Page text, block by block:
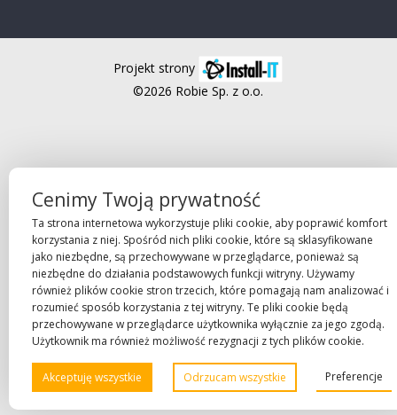
Projekt strony
©2026 Robie Sp. z o.o.
Cenimy Twoją prywatność
Ta strona internetowa wykorzystuje pliki cookie, aby poprawić komfort
korzystania z niej. Spośród nich pliki cookie, które są sklasyfikowane
jako niezbędne, są przechowywane w przeglądarce, ponieważ są
niezbędne do działania podstawowych funkcji witryny. Używamy
również plików cookie stron trzecich, które pomagają nam analizować i
rozumieć sposób korzystania z tej witryny. Te pliki cookie będą
przechowywane w przeglądarce użytkownika wyłącznie za jego zgodą.
Użytkownik ma również możliwość rezygnacji z tych plików cookie.
Akceptuję wszystkie Odrzucam wszystkie Preferencje